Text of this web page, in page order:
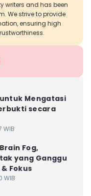
writers and has been
We strive to provide
ensuring high
Mengatasi
secara
WIB
Fog,
yang Ganggu
Fokus
WIB